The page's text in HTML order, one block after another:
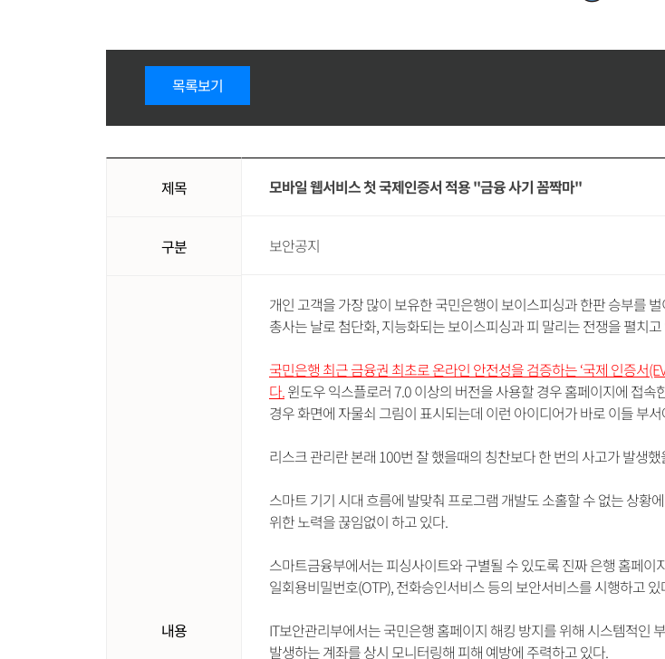
목록보기
제목 모바일 웹서비스 첫 국제인증서 적용 "금융 사기 꼼짝마"
구분 보안공지
내용
개인 고객을 가장 많이 보유한 국민은행이 보이스피싱과 한판 승부를
총사는 날로 첨단화, 지능화되는 보이스피싱과 피 말리는 전쟁을 펼치고
국민은행 최근 금융권 최초로 온라인 안전성을 검증하는 ‘국제 인증서
다.윈도우 익스플로러 7.0 이상의 버전을 사용할 경우 홈페이지에 접
경우 화면에 자물쇠 그림이 표시되는데 이런 아이디어가 바로 이들 부
리스크 관리란 본래 100번 잘 했을때의 칭찬보다 한 번의 사고가 발생
스마트 기기 시대 흐름에 발맞춰 프로그램 개발도 소홀할 수 없는 상황
위한 노력을 끊임없이 하고 있다.
스마트금융부에서는 피싱사이트와 구별될 수 있도록 진짜 은행 홈페
일회용비밀번호(OTP), 전화승인서비스 등의 보안서비스를 시행하고 있
IT보안관리부에서는 국민은행 홈페이지 해킹 방지를 위해 시스템적인
발생하는 계좌를 상시 모니터링해 피해 예방에 주력하고 있다.